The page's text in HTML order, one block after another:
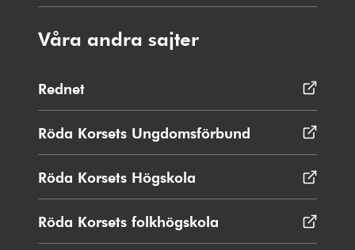
Våra andra sajter
Rednet
i
nytt
fönster
Röda Korsets Ungdomsförbund Öppnas
i
Röda Korsets Högskola
i
nytt
fönster
Röda Korsets folkhögskola
i